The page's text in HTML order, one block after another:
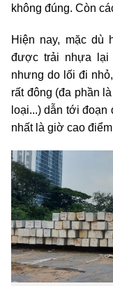
không đúng. Còn
Hiện nay, mặc dù
được trải nhựa lại
nhưng do lối đi
rất đông (đa phần
loại...) dẫn tới
nhất là giờ cao